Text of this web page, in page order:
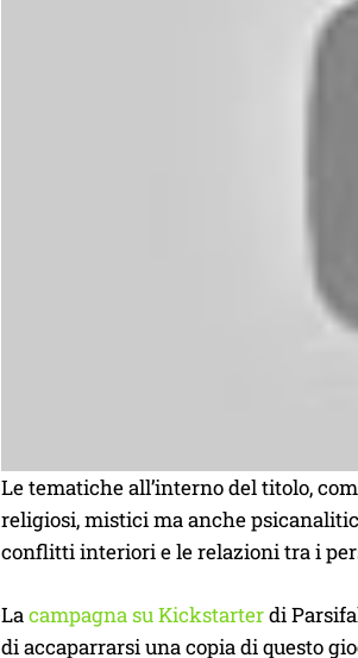
Le tematiche all’interno del titolo,
religiosi, mistici ma anche
conflitti interiori e le relazioni tra i
Lacampagna su Kickstarterdi
di accaparrarsi una copia di questo